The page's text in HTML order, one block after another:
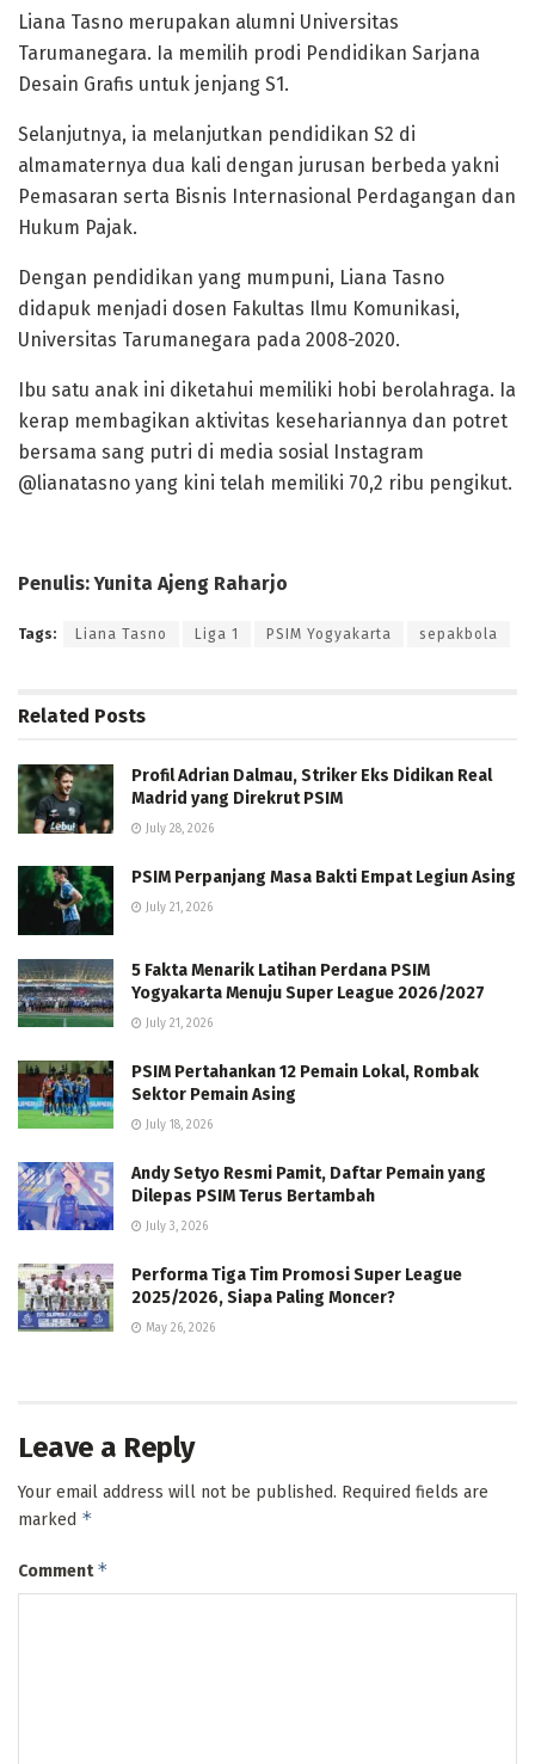
Liana Tasno merupakan alumni Universitas
Tarumanegara. Ia memilih prodi Pendidikan Sarjana
Desain Grafis untuk jenjang S1.
Selanjutnya, ia melanjutkan pendidikan S2 di
almamaternya dua kali dengan jurusan berbeda yakni
Pemasaran serta Bisnis Internasional Perdagangan dan
Hukum Pajak.
Dengan pendidikan yang mumpuni, Liana Tasno
didapuk menjadi dosen Fakultas Ilmu Komunikasi,
Universitas Tarumanegara pada 2008-2020.
Ibu satu anak ini diketahui memiliki hobi berolahraga. Ia
kerap membagikan aktivitas kesehariannya dan potret
bersama sang putri di media sosial Instagram
@lianatasno yang kini telah memiliki 70,2 ribu pengikut.
Penulis: Yunita Ajeng Raharjo
Tags: Liana Tasno Liga 1 PSIM Yogyakarta sepakbola
Related Posts
Profil Adrian Dalmau, Striker Eks Didikan Real
Madrid yang Direkrut PSIM
July 28, 2026
PSIM Perpanjang Masa Bakti Empat Legiun Asing
July 21, 2026
5 Fakta Menarik Latihan Perdana PSIM
Yogyakarta Menuju Super League 2026/2027
July 21, 2026
PSIM Pertahankan 12 Pemain Lokal, Rombak
Sektor Pemain Asing
July 18, 2026
Andy Setyo Resmi Pamit, Daftar Pemain yang
Dilepas PSIM Terus Bertambah
July 3, 2026
Performa Tiga Tim Promosi Super League
2025/2026, Siapa Paling Moncer?
May 26, 2026
Leave a Reply
Your email address will not be published. Required fields are
marked *
Comment*